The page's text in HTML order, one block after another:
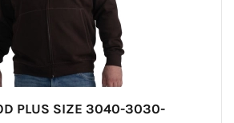
PLUS SIZE 3040-3030-